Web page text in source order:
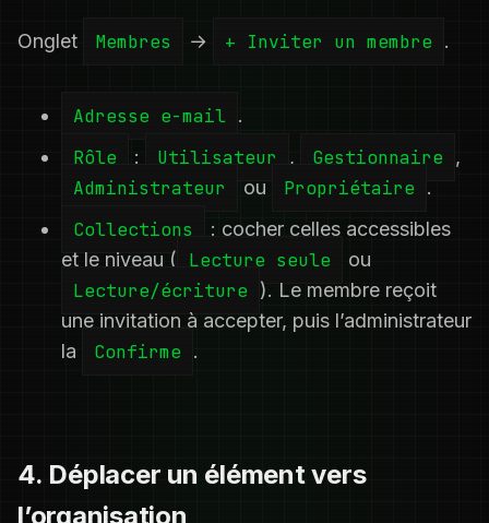
Onglet Membres → + Inviter un membre .
Adresse e-mail .
Rôle : Utilisateur , Gestionnaire ,
Administrateur ou Propriétaire .
Collections
: cocher celles accessibles
et le niveau (
Lecture seule ou
Lecture/écriture
). Le membre reçoit
une invitation à accepter, puis l’administrateur
la
Confirme .
4. Déplacer un élément vers
l’organisation